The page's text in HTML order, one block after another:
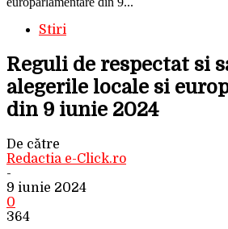
Stiri
Reguli de respectat si
alegerile locale si
din 9 iunie 2024
De către
Redactia e-Click.ro
-
9 iunie 2024
0
364